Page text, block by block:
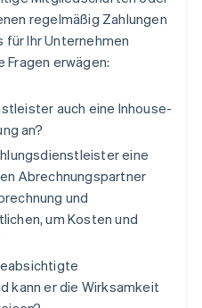
regelmäßig Zahlungen
für Ihr Unternehmen
erwägen:
auch eine Inhouse-
an?
eine
Abrechnungspartner
und
um Kosten und
kann er die Wirksamkeit